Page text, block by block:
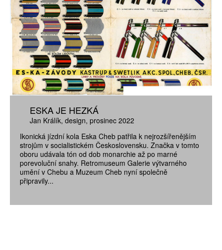
ESKA JE HEZKÁ
Jan Králík design prosinec 2022
Ikonická jízdní kola Eska Cheb patřila k nejrozšířenějším
strojům v socialistickém Československu. Značka v tomto
oboru udávala tón od dob monarchie až po marné
porevoluční snahy. Retromuseum Galerie výtvarného
umění v Chebu a Muzeum Cheb nyní společně
připravily...